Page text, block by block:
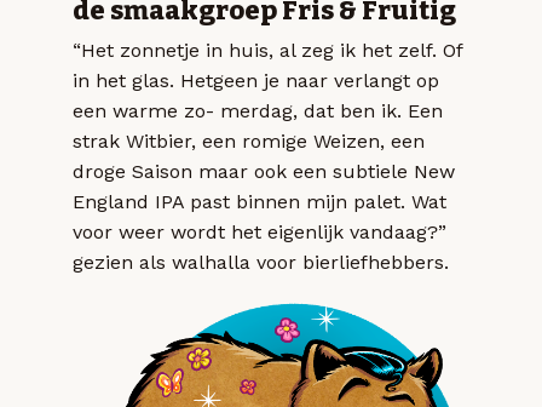
de smaakgroep Fris & Fruitig
“Het zonnetje in huis, al zeg ik het zelf. Of
in het glas. Hetgeen je naar verlangt op
een warme zo- merdag, dat ben ik. Een
strak Witbier, een romige Weizen, een
droge Saison maar ook een subtiele New
England IPA past binnen mijn palet. Wat
voor weer wordt het eigenlijk vandaag?”
gezien als walhalla voor bierliefhebbers.